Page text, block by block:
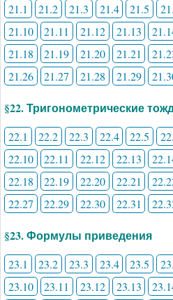
21.1 21.2 21.3 21.4 21.5
21.10
21.11 21.12 21.13
21.18
21.19 21.20 21.21
21.26
21.27 21.28 21.29
§22. Тригонометрические
22.1 22.2 22.3 22.4 22.5
22.10
22.11 22.12 22.13
22.18
22.19 22.20 22.21
22.27
22.29 22.30 22.31
§23. Формулы приведения
23.1 23.2 23.3 23.4 23.5
23.10
23.11 23.12 23.13